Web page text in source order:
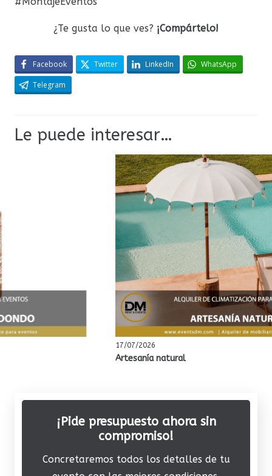
¿Te gusta lo que ves? ¡Compártelo!
Facebook Twitter LinkedIn
WhatsApp
Telegram
Le puede interesar…
Artesanía natural
¡Pide presupuesto ahora sin
compromiso!
Concretaremos todos los detalles de tu